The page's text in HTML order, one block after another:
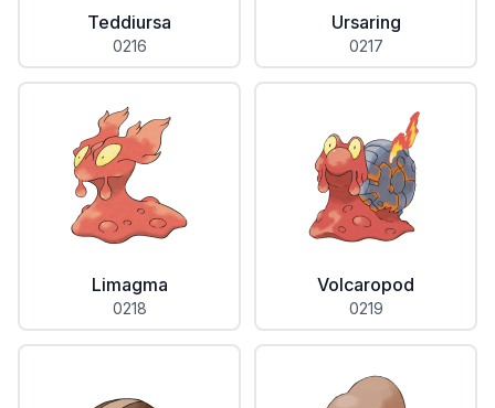
Teddiursa
0216
Ursaring
0217
Limagma
0218
Volcaropod
0219